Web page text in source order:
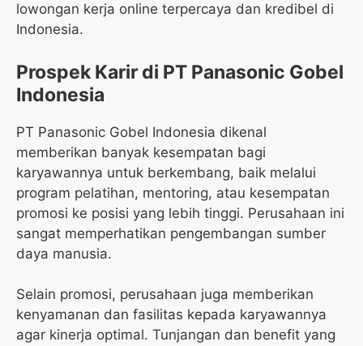
lowongan kerja online terpercaya dan kredibel di
Indonesia.
Prospek Karir di PT Panasonic Gobel
Indonesia
PT Panasonic Gobel Indonesia dikenal
memberikan banyak kesempatan bagi
karyawannya untuk berkembang, baik melalui
program pelatihan, mentoring, atau kesempatan
promosi ke posisi yang lebih tinggi. Perusahaan ini
sangat memperhatikan pengembangan sumber
daya manusia.
Selain promosi, perusahaan juga memberikan
kenyamanan dan fasilitas kepada karyawannya
agar kinerja optimal. Tunjangan dan benefit yang